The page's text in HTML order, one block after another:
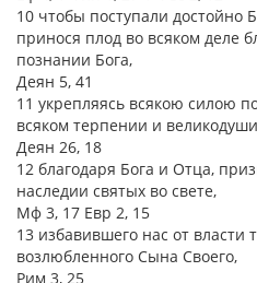
10 чтобы поступали достойно
принося плод во всяком деле
познании Бога,
Деян 5, 41
11 укрепляясь всякою силою
всяком терпении и
Деян 26, 18
12 благодаря Бога и Отца,
наследии святых во свете,
Мф 3, 17 Евр 2, 15
13 избавившего нас от
возлюбленного Сына Своего,
Рим 3, 25